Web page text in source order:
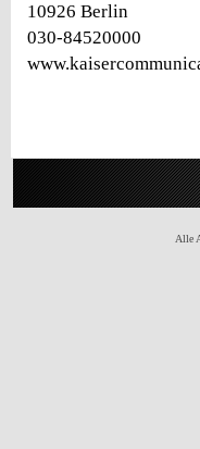
10926 Berlin
030-84520000
Alle